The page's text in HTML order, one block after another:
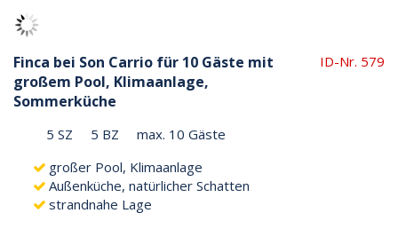
Finca bei Son Carrio für 10 Gäste mit
großem Pool, Klimaanlage,
Sommerküche
ID-Nr. 579
5 SZ 5 BZ
max. 10 Gäste
großer Pool, Klimaanlage
Außenküche, natürlicher Schatten
strandnahe Lage